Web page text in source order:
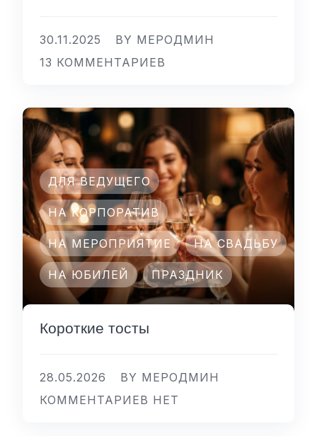
30.11.2025
BY МЕРОДМИН
13 КОММЕНТАРИЕВ
ДЛЯ ВЕДУЩЕГО
НА КОРПОРАТИВ
НА МЕРОПРИЯТИЕ НА СВАДЬБУ
НА ЮБИЛЕЙ ПРАЗДНИК
Короткие тосты
28.05.2026
BY МЕРОДМИН
КОММЕНТАРИЕВ НЕТ